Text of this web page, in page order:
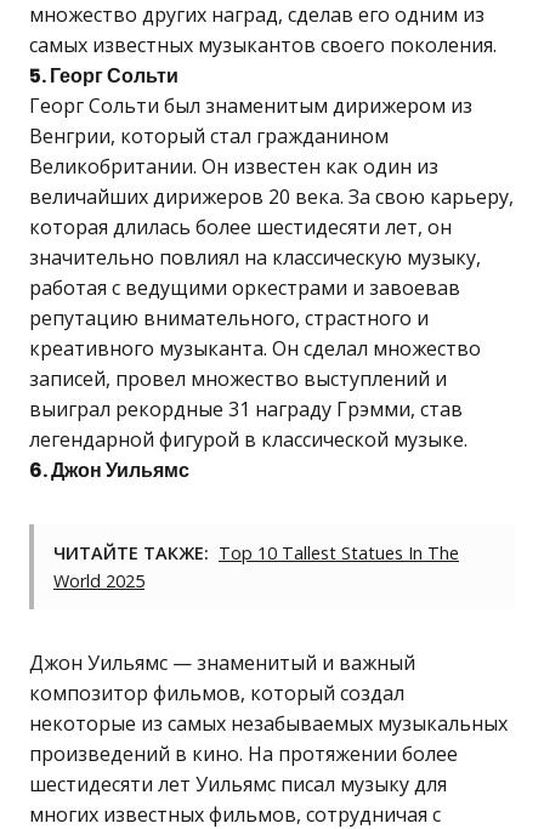
множество других наград, сделав его одним из
самых известных музыкантов своего поколения.
5. Георг Сольти
Георг Сольти был знаменитым дирижером из
Венгрии, который стал гражданином
Великобритании. Он известен как один из
величайших дирижеров 20 века. За свою карьеру,
которая длилась более шестидесяти лет, он
значительно повлиял на классическую музыку,
работая с ведущими оркестрами и завоевав
репутацию внимательного, страстного и
креативного музыканта. Он сделал множество
записей, провел множество выступлений и
выиграл рекордные 31 награду Грэмми, став
легендарной фигурой в классической музыке.
6. Джон Уильямс
ЧИТАЙТЕ ТАКЖЕ: Top 10 Tallest Statues In The
World 2025
Джон Уильямс — знаменитый и важный
композитор фильмов, который создал
некоторые из самых незабываемых музыкальных
произведений в кино. На протяжении более
шестидесяти лет Уильямс писал музыку для
многих известных фильмов, сотрудничая с